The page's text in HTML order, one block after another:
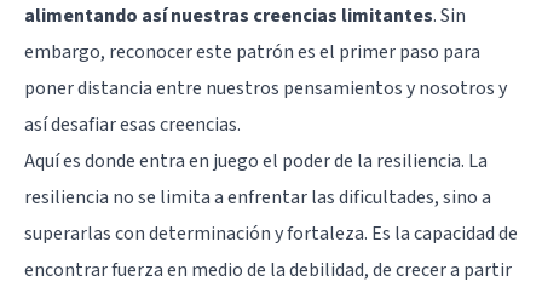
alimentando así nuestras creencias limitantes. Sin
embargo, reconocer este patrón es el primer paso para
poner distancia entre nuestros pensamientos y nosotros y
así desafiar esas creencias.
Aquí es donde entra en juego el poder de la resiliencia. La
resiliencia no se limita a enfrentar las dificultades, sino a
superarlas con determinación y fortaleza. Es la capacidad de
encontrar fuerza en medio de la debilidad, de crecer a partir